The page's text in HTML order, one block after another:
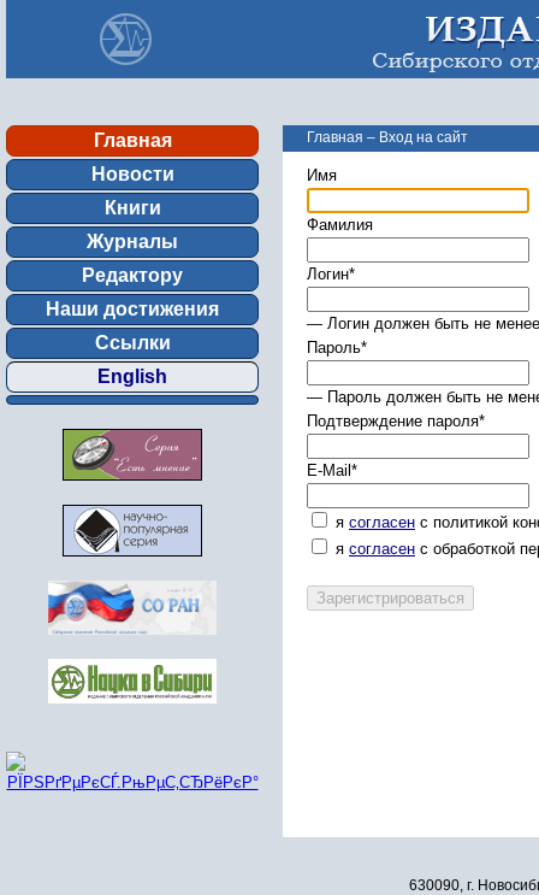
Главная
Новости
Книги
Журналы
Редактору
Наши достижения
Ссылки
English
Главная – Вход на сайт
Имя
Фамилия
Логин*
— Логин должен быть не
Пароль*
— Пароль должен быть не
Подтверждение пароля*
E-Mail *
я согласен с политикой
я согласен с обработкой
630090, г.